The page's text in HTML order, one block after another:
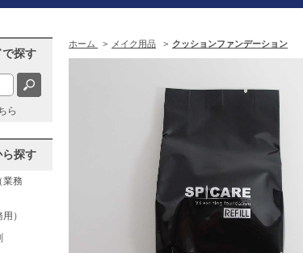
ホーム > メイク用品 > クッションファンデーション
で探す
ら
ら探す
業務
）